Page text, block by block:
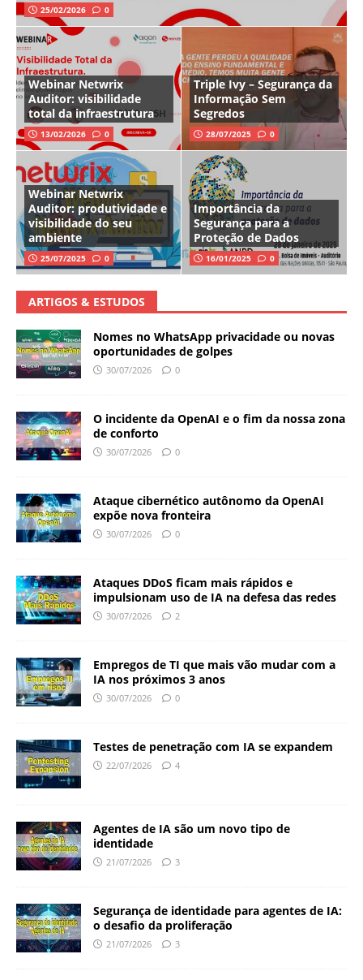
25/02/2026 0
Webinar Netwrix
Auditor: visibilidade
total da infraestrutura
13/02/2026 0
Triple Ivy – Segurança da
Informação Sem
Segredos
28/07/2025 0
Webinar Netwrix
Auditor: produtividade e
visibilidade do seu
ambiente
25/07/2025 0
Importância da
Segurança para a
Proteção de Dados
16/01/2025 0
ARTIGOS & ESTUDOS
Nomes no WhatsApp privacidade ou novas
oportunidades de golpes
30/07/2026 0
O incidente da OpenAI e o fim da nossa zona
de conforto
30/07/2026 0
Ataque cibernético autônomo da OpenAI
expõe nova fronteira
30/07/2026 0
Ataques DDoS ficam mais rápidos e
impulsionam uso de IA na defesa das redes
30/07/2026 2
Empregos de TI que mais vão mudar com a
IA nos próximos 3 anos
30/07/2026 0
Testes de penetração com IA se expandem
22/07/2026 4
Agentes de IA são um novo tipo de
identidade
21/07/2026 3
Segurança de identidade para agentes de IA:
o desafio da proliferação
21/07/2026 3